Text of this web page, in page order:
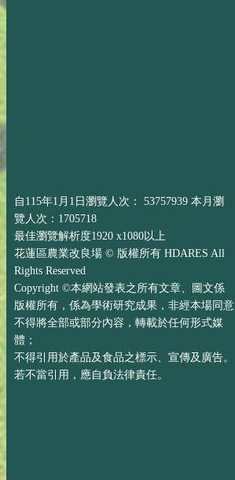
自115年1月1日瀏覽人次： 53757939 本月瀏
覽人次：1705718
最佳瀏覽解析度1920 x1080以上
花蓮區農業改良場 © 版權所有 HDARES All
Rights Reserved
Copyright ©本網站發表之所有文章、圖文係
版權所有，係為學術研究成果，非經本場同意
不得將全部或部分內容，轉載於任何形式媒
體；
不得引用於產品及食品之標示、宣傳及廣告。
若不當引用，應自負法律責任。